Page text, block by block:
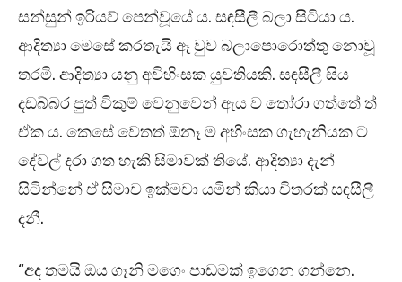
සන්සුන් ඉරියව් පෙන්වූයේ ය. සඳසීලී බලා සිටියා ය.
ආදිත්‍යා මෙසේ කරතැයි ඈ වුව බලාපොරොත්තු නොවූ
තරමි. ආදිත්‍යා යනු අවිහිංසක යුවතියකි. සඳසීලී සිය
දඩබ්බර පුත් විකුම් වෙනුවෙන් ඇය ව තෝරා ගත්තේ ත්
ඒක ය. කෙසේ වෙතත් ඕනෑ ම අහිංසක ගැහැනියක ට
දේවල් දරා ගත හැකි සීමාවක් තියේ. ආදිත්‍යා දැන්
සිටින්නේ ඒ සීමාව ඉක්මවා යමින් කියා විතරක් සඳසීලී
දනී.
“අද තමයි ඔය ගෑනි මගෙං පාඩමක් ඉගෙන ගන්නෙ.